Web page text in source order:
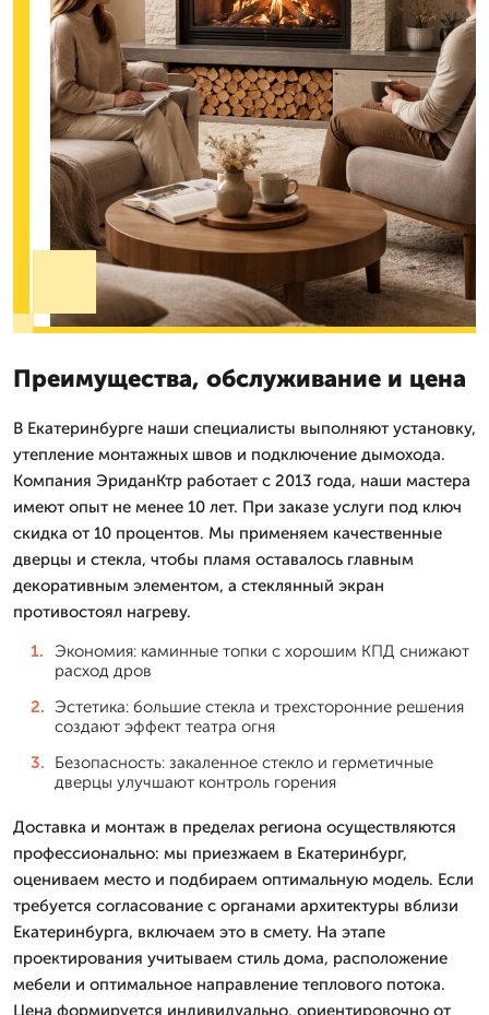
Преимущества, обслуживание и цена
В Екатеринбурге наши специалисты выполняют установку,
утепление монтажных швов и подключение дымохода.
Компания ЭриданКтр работает с 2013 года, наши мастера
имеют опыт не менее 10 лет. При заказе услуги под ключ
скидка от 10 процентов. Мы применяем качественные
дверцы и стекла, чтобы пламя оставалось главным
декоративным элементом, а стеклянный экран
противостоял нагреву.
Экономия: каминные топки с хорошим КПД снижают
расход дров
Эстетика: большие стекла и трехсторонние решения
создают эффект театра огня
Безопасность: закаленное стекло и герметичные
дверцы улучшают контроль горения
Доставка и монтаж в пределах региона осуществляются
профессионально: мы приезжаем в Екатеринбург,
оцениваем место и подбираем оптимальную модель. Если
требуется согласование с органами архитектуры вблизи
Екатеринбурга, включаем это в смету. На этапе
проектирования учитываем стиль дома, расположение
мебели и оптимальное направление теплового потока.
Цена формируется индивидуально, ориентировочно от